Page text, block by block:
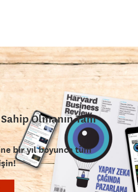
Sahip Olmanın Tam
bir yıl boyunca tüm